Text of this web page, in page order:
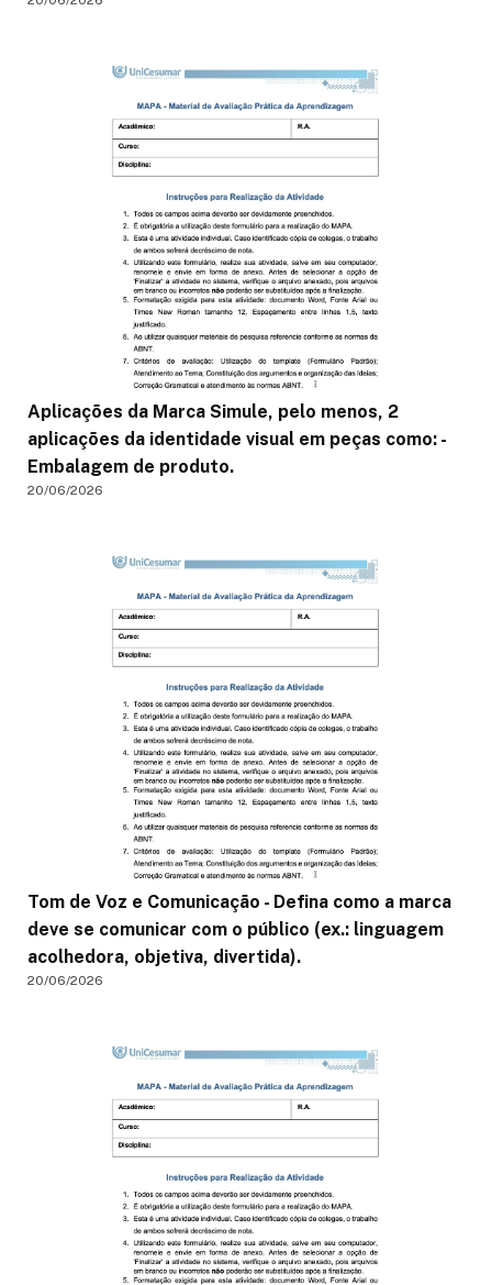
Aplicações da Marca Simule, pelo menos, 2
aplicações da identidade visual em peças como: -
Embalagem de produto.
20/06/2026
Tom de Voz e Comunicação - Defina como a marca
deve se comunicar com o público (ex.: linguagem
acolhedora, objetiva, divertida).
20/06/2026